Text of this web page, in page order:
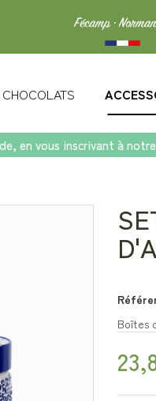
CHOCOLATS
en vous inscrivant à
Boîtes